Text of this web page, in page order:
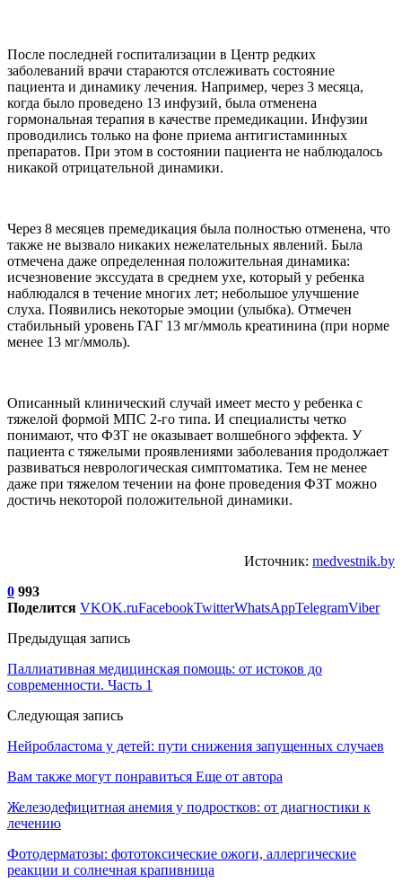
После последней госпитализации в Центр редких
заболеваний врачи стараются отслеживать состояние
пациента и динамику лечения. Например, через 3 месяца,
когда было проведено 13 инфузий, была отменена
гормональная терапия в качестве премедикации. Инфузии
проводились только на фоне приема антигистаминных
препаратов. При этом в состоянии пациента не наблюдалось
никакой отрицательной динамики.
Через 8 месяцев премедикация была полностью отменена, что
также не вызвало никаких нежелательных явлений. Была
отмечена даже определенная положительная динамика:
исчезновение экссудата в среднем ухе, который у ребенка
наблюдался в течение многих лет; небольшое улучшение
слуха. Появились некоторые эмоции (улыбка). Отмечен
стабильный уровень ГАГ 13 мг/ммоль креатинина (при норме
менее 13 мг/ммоль).
Описанный клинический случай имеет место у ребенка с
тяжелой формой МПС 2-го типа. И специалисты четко
понимают, что ФЗТ не оказывает волшебного эффекта. У
пациента с тяжелыми проявлениями заболевания продолжает
развиваться неврологическая симптоматика. Тем не менее
даже при тяжелом течении на фоне проведения ФЗТ можно
достичь некоторой положительной динамики.
Источник: medvestnik.by
0 993
Поделится VKOK.ruFacebookTwitterWhatsAppTelegramViber
Предыдущая запись
Паллиативная медицинская помощь: от истоков до
cовременности. Часть 1
Следующая запись
Нейробластома у детей: пути снижения запущенных случаев
Вам также могут понравиться Еще от автора
Железодефицитная анемия у подростков: от диагностики к
лечению
Фотодерматозы: фототоксические ожоги, аллергические
реакции и солнечная крапивница